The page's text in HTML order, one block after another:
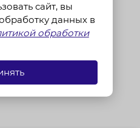
сайт, вы
данных в
обработки